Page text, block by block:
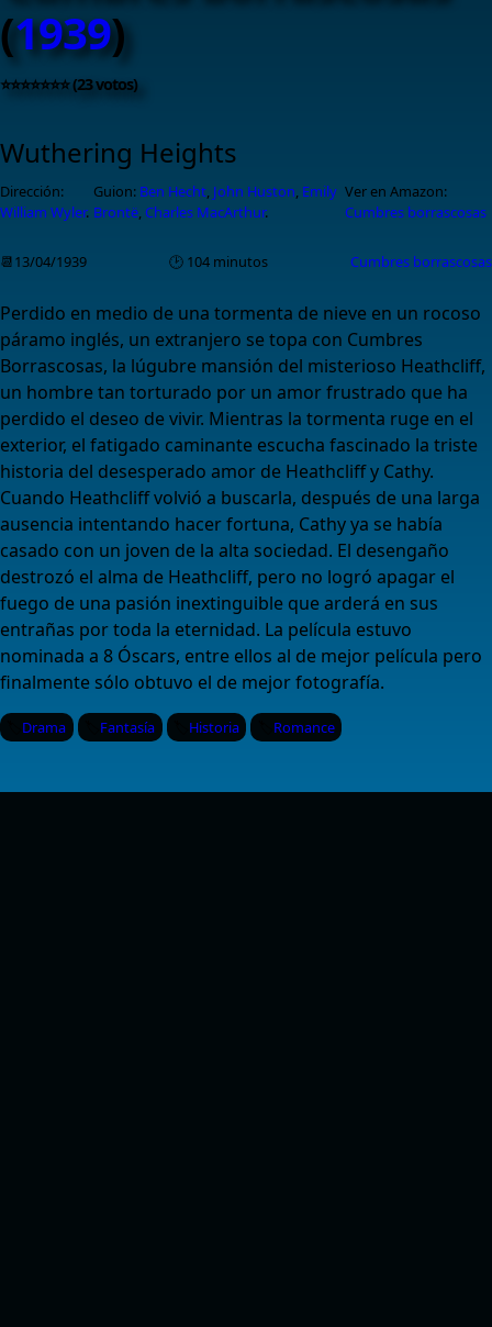
(1939)
⭐⭐⭐⭐⭐⭐⭐ (23 votos)
Wuthering Heights
Dirección:
William Wyler.
Guion: Ben Hecht, John Huston, Emily
Brontë,Charles MacArthur.
Ver en Amazon:
Cumbres borrascosas
📆13/04/1939 🕑 104 minutos Cumbres borrascosas
Perdido en medio de una tormenta de nieve en un rocoso
páramo inglés, un extranjero se topa con Cumbres
Borrascosas, la lúgubre mansión del misterioso Heathcliff,
un hombre tan torturado por un amor frustrado que ha
perdido el deseo de vivir. Mientras la tormenta ruge en el
exterior, el fatigado caminante escucha fascinado la triste
historia del desesperado amor de Heathcliff y Cathy.
Cuando Heathcliff volvió a buscarla, después de una larga
ausencia intentando hacer fortuna, Cathy ya se había
casado con un joven de la alta sociedad. El desengaño
destrozó el alma de Heathcliff, pero no logró apagar el
fuego de una pasión inextinguible que arderá en sus
entrañas por toda la eternidad. La película estuvo
nominada a 8 Óscars, entre ellos al de mejor película pero
finalmente sólo obtuvo el de mejor fotografía.
Drama Fantasía Historia Romance